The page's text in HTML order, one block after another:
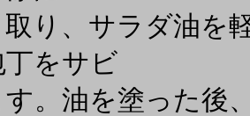
り、サラダ油を
をサビ
。油を塗った後